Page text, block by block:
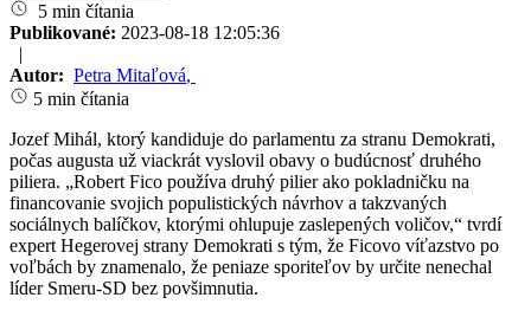
5 min čítania
Publikované: 2023-08-18 12:05:36
|
Autor: Petra Mitaľová,
5 min čítania
Jozef Mihál, ktorý kandiduje do parlamentu za stranu Demokrati,
počas augusta už viackrát vyslovil obavy o budúcnosť druhého
piliera. „Robert Fico používa druhý pilier ako pokladničku na
financovanie svojich populistických návrhov a takzvaných
sociálnych balíčkov, ktorými ohlupuje zaslepených voličov,“ tvrdí
expert Hegerovej strany Demokrati s tým, že Ficovo víťazstvo po
voľbách by znamenalo, že peniaze sporiteľov by určite nenechal
líder Smeru-SD bez povšimnutia.